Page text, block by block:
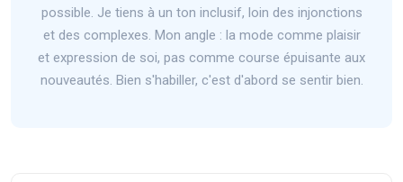
possible. Je tiens à un ton inclusif, loin des injonctions
et des complexes. Mon angle : la mode comme plaisir
et expression de soi, pas comme course épuisante aux
nouveautés. Bien s'habiller, c'est d'abord se sentir bien.